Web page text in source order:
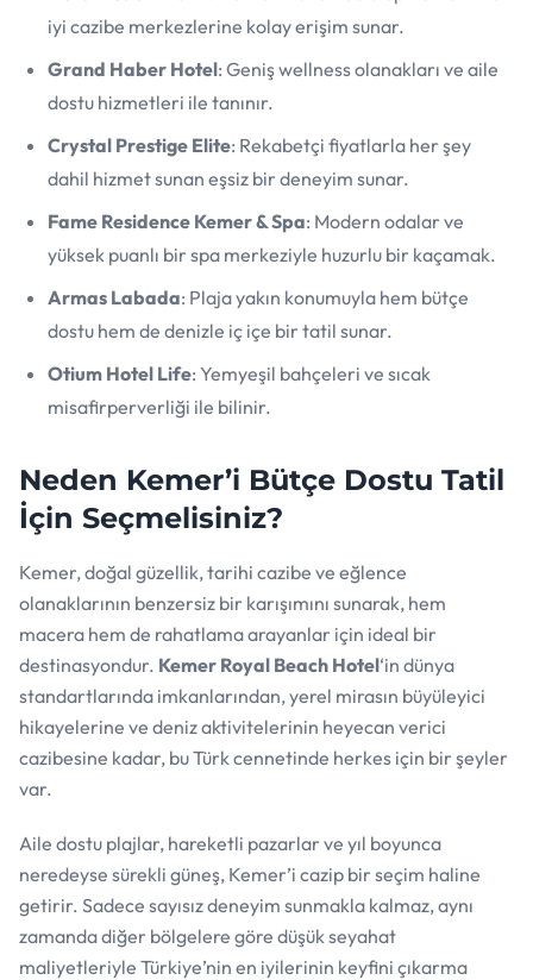
iyi cazibe merkezlerine kolay erişim sunar.
Grand Haber Hotel: Geniş wellness olanakları ve aile
dostu hizmetleri ile tanınır.
Crystal Prestige Elite: Rekabetçi fiyatlarla her şey
dahil hizmet sunan eşsiz bir deneyim sunar.
Fame Residence Kemer & Spa: Modern odalar ve
yüksek puanlı bir spa merkeziyle huzurlu bir kaçamak.
Armas Labada: Plaja yakın konumuyla hem bütçe
dostu hem de denizle iç içe bir tatil sunar.
Otium Hotel Life: Yemyeşil bahçeleri ve sıcak
misafirperverliği ile bilinir.
Neden Kemer’i Bütçe Dostu Tatil
İçin Seçmelisiniz?
Kemer, doğal güzellik, tarihi cazibe ve eğlence
olanaklarının benzersiz bir karışımını sunarak, hem
macera hem de rahatlama arayanlar için ideal bir
destinasyondur. Kemer Royal Beach Hotel‘in dünya
standartlarında imkanlarından, yerel mirasın büyüleyici
hikayelerine ve deniz aktivitelerinin heyecan verici
cazibesine kadar, bu Türk cennetinde herkes için bir şeyler
var.
Aile dostu plajlar, hareketli pazarlar ve yıl boyunca
neredeyse sürekli güneş, Kemer’i cazip bir seçim haline
getirir. Sadece sayısız deneyim sunmakla kalmaz, aynı
zamanda diğer bölgelere göre düşük seyahat
maliyetleriyle Türkiye’nin en iyilerinin keyfini çıkarma